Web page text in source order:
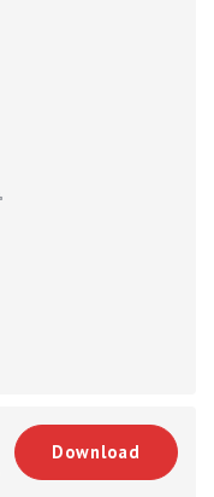
Download